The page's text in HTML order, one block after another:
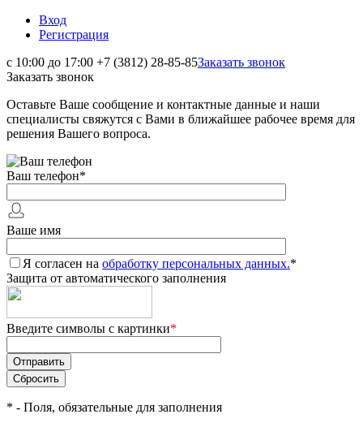
Вход
Регистрация
с 10:00 до 17:00 +7 (3812) 28-85-85Заказать звонок
Заказать звонок
Оставьте Ваше сообщение и контактные данные и наши
специалисты свяжутся с Вами в ближайшее рабочее время для
решения Вашего вопроса.
Ваш телефон*
Ваше имя
Я согласен на обработку персональных данных.*
Защита от автоматического заполнения
Введите символы с картинки*
* - Поля, обязательные для заполнения